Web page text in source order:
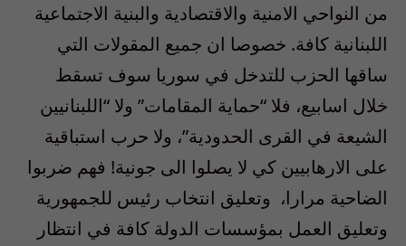
من النواحي الامنية والاقتصادية والبنية الاجتماعية
اللبنانية كافة. خصوصا ان جميع المقولات التي
ساقها الحزب للتدخل في سوريا سوف تسقط
خلال اسابيع، فلا “حماية المقامات” ولا “اللبنانيين
الشيعة في القرى الحدودية”، ولا حرب استباقية
على الارهابيين كي لا يصلوا الى جونية! فهم ضربوا
الضاحية مرارا، وتعليق انتخاب رئيس للجمهورية
وتعليق العمل بمؤسسات الدولة كافة في انتظار